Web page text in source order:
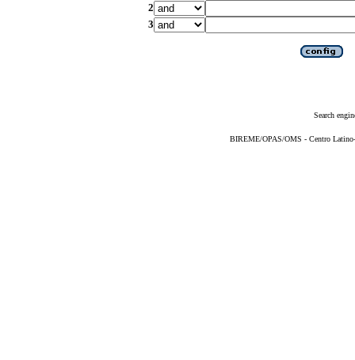
2
3
Search
BIREME/OPAS/OMS - Centro Latino-